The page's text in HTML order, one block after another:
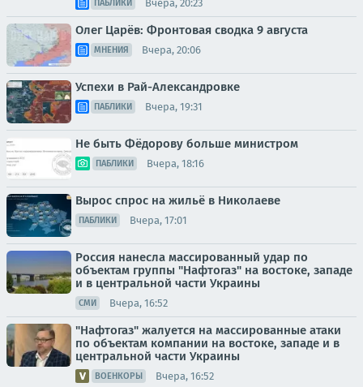
ПАБЛИКИ Вчера, 20:23
Олег Царёв: Фронтовая сводка 9 августа
МНЕНИЯ Вчера, 20:06
Успехи в Рай-Александровке
ПАБЛИКИ Вчера, 19:31
Не быть Фёдорову больше министром
ПАБЛИКИ Вчера, 18:16
Вырос спрос на жильё в Николаеве
ПАБЛИКИ Вчера, 17:01
Россия нанесла массированный удар по
объектам группы "Нафтогаз" на востоке, западе
и в центральной части Украины
СМИ Вчера, 16:52
"Нафтогаз" жалуется на массированные атаки
по объектам компании на востоке, западе и в
центральной части Украины
ВОЕНКОРЫ Вчера, 16:52